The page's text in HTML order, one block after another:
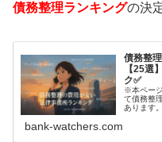
債務整理ランキングの決
債務整
【25選
ク✅
※本ペー
て債務整
あります
bank-watchers.com